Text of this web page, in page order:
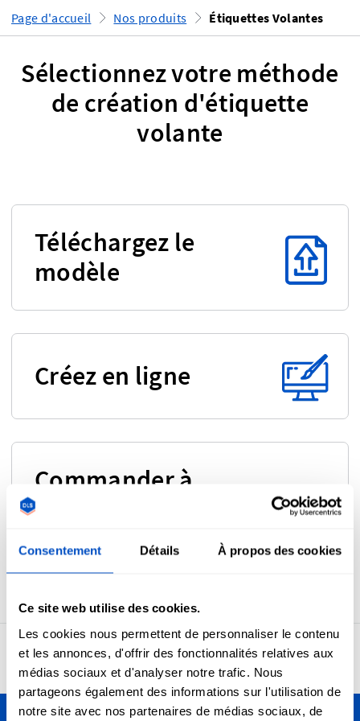
Consentement Détails À propos des cookies
Ce site web utilise des cookies.
Les cookies nous permettent de personnaliser le contenu
et les annonces, d'offrir des fonctionnalités relatives aux
médias sociaux et d'analyser notre trafic. Nous
partageons également des informations sur l'utilisation de
notre site avec nos partenaires de médias sociaux, de
Page d'accueil Nos produits Étiquettes Volantes
Sélectionnez votre méthode
de création d'étiquette
volante
Téléchargez le
modèle
Créez en ligne
Commander à
nouveau un
produit
4,7 24 950 avis